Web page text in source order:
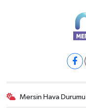
Mersin Hava Durumu